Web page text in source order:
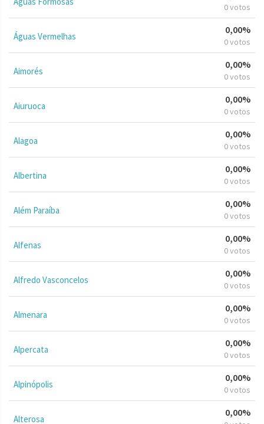
0 votos
Águas Vermelhas
0,00%
0 votos
Aimorés
0,00%
0 votos
Aiuruoca
0,00%
0 votos
Alagoa
0,00%
0 votos
Albertina
0,00%
0 votos
Além Paraíba
0,00%
0 votos
Alfenas
0,00%
0 votos
Alfredo Vasconcelos
0,00%
0 votos
Almenara
0,00%
0 votos
Alpercata
0,00%
0 votos
Alpinópolis
0,00%
0 votos
Alterosa
0,00%